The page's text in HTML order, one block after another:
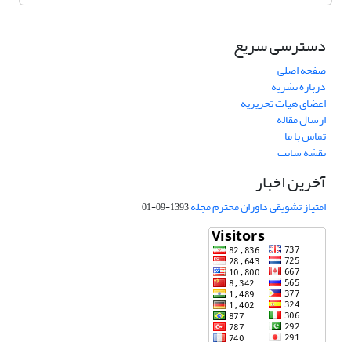
دسترسی سریع
صفحه اصلی
درباره نشریه
اعضای هیات تحریریه
ارسال مقاله
تماس با ما
نقشه سایت
آخرین اخبار
امتیاز تشویقی داوران محترم مجله1393-09-01